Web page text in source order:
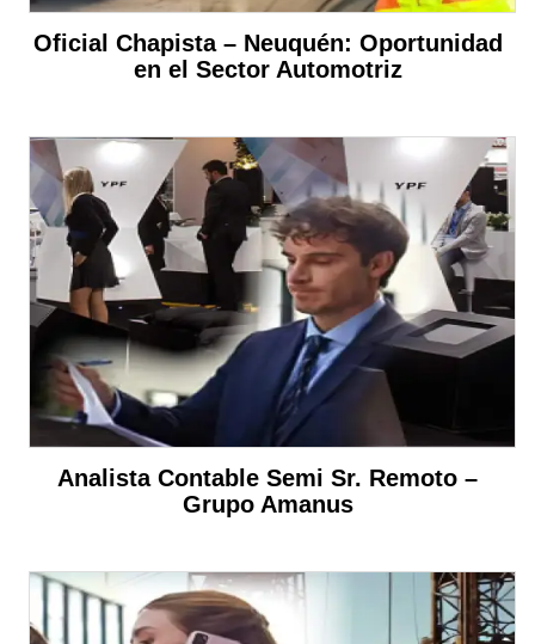
Oficial Chapista – Neuquén: Oportunidad
en el Sector Automotriz
Analista Contable Semi Sr. Remoto –
Grupo Amanus